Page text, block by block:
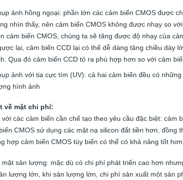
ảnh hồng ngoại: phần lớn các cảm biến CMOS được
nhìn thấy, nên cảm biến CMOS không được nhạy so
cảm biến CMOS, chúng ta sẽ tăng được độ nhạy của
lại, cảm biến CCD lại có thể dễ dàng tăng chiều dày
Qua đó cảm biến CCD tỏ ra phù hợp hơn so với cảm
ảnh với tia cực tím (UV): cả hai cảm biến đều có
hình ảnh
về mặt chi phí:
các cảm biến cần chế tạo theo yêu cầu đặc biệt: cảm
CMOS sử dụng các mặt nạ silicon đắt tiền hơn, đồng
hợp cảm biến CMOS tùy biến có thể có khả năng tốt
mặt sản lượng: mặc dù có chi phí phát triển cao hơn
lượng lớn, khi sản lượng lớn, chi phí sản xuất một sản